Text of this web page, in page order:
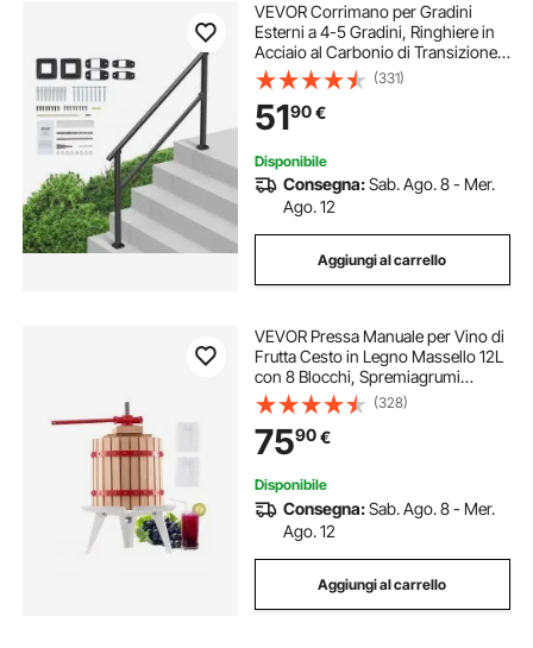
VEVOR Corrimano per Gradini
Esterni a 4-5 Gradini, Ringhiere in
Acciaio al Carbonio di Transizione
con Kit di Installazione, Corrimano
per Scale per Anziani, Gradini in
Cemento, Tubo Quadrato Nero
(331)
5190€
Disponibile
Consegna:Sab. Ago. 8 - Mer.
Ago. 12
Aggiungi al carrello
VEVOR Pressa Manuale per Vino di
Frutta Cesto in Legno Massello 12L
con 8 Blocchi, Spremiagrumi
Manuale per Bevande Alcoliche
Pressa per Sidro, Mela, Uva,
Tintura, Miele, Olio d'Oliva Cucina,
Casa
(328)
7590€
Disponibile
Consegna:Sab. Ago. 8 - Mer.
Ago. 12
Aggiungi al carrello